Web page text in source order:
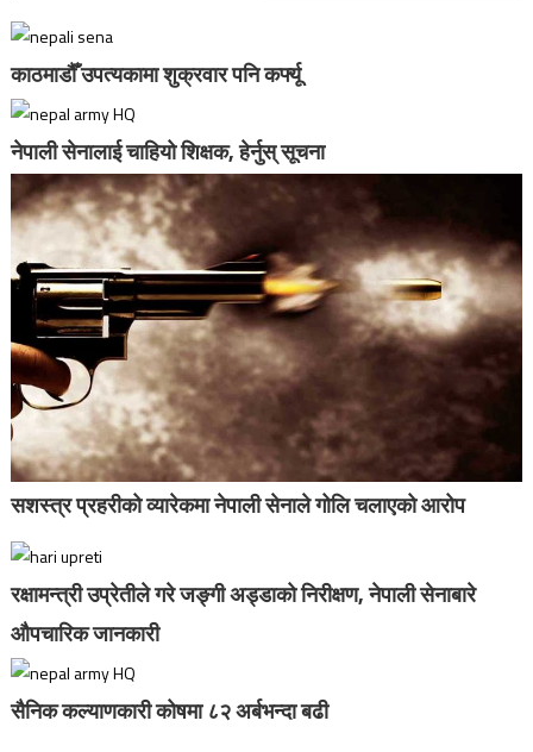
काठमाडौँ उपत्यकामा शुक्रवार पनि कर्फ्यू
नेपाली सेनालाई चाहियो शिक्षक, हेर्नुस् सूचना
सशस्त्र प्रहरीको व्यारेकमा नेपाली सेनाले गोलि चलाएको आरोप
रक्षामन्त्री उप्रेतीले गरे जङ्गी अड्डाको निरीक्षण, नेपाली सेनाबारे
‍औपचारिक जानकारी
सैनिक कल्याणकारी कोषमा ८२ अर्बभन्दा बढी